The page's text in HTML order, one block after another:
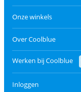
Onze winkels
Over Coolblue
Werken bij Coolblue
Inloggen